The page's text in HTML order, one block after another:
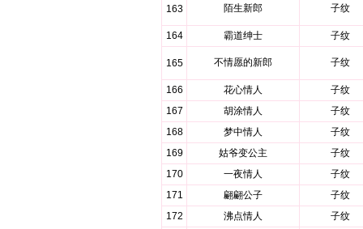
163 陌生新郎 子纹
164 霸道绅士 子纹
165 不情愿的新郎 子纹
166 花心情人
子纹
167
胡涂情人
子纹
168
梦中情人
子纹
169
姑爷变公主
子纹
170
一夜情人
子纹
171
翩翩公子
子纹
172
沸点情人
子纹